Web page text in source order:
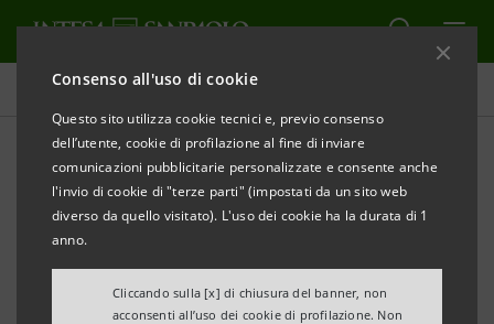
Consenso all'uso di cookie
Questo sito utilizza cookie tecnici e, previo consenso
dell’utente, cookie di profilazione al fine di inviare
comunicazioni pubblicitarie personalizzate e consente anche
l'invio di cookie di "terze parti" (impostati da un sito web
diverso da quello visitato). L'uso dei cookie ha la durata di 1
anno.
Cliccando sulla [x] di chiusura del banner, non
acconsenti all’uso dei cookie di profilazione. Non
Comunicati stampa
STAMPA AGGIORNA
COMUNICATO STAMPA
INTESA SANPAOLO PRIVATE BANKING:
Torino, 23 novembre 2015– Prosegue il rafforzamento